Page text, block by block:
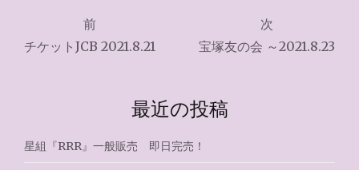
稿
ゲ
ー
前
チケットJCB 2021.8.21
次
宝塚友の会 ～2021.8.23
最近の投稿
星組『RRR』一般販売 即日完売！